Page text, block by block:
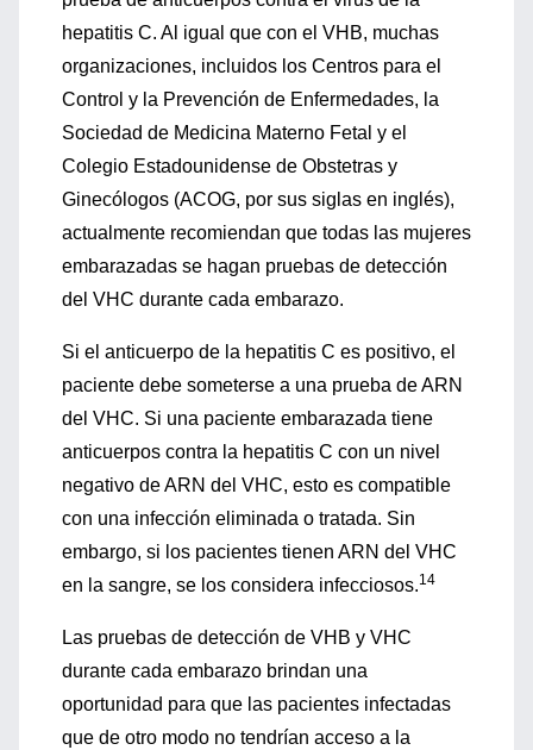
hepatitis C. Al igual que con el VHB, muchas
organizaciones, incluidos los Centros para el
Control y la Prevención de Enfermedades, la
Sociedad de Medicina Materno Fetal y el
Colegio Estadounidense de Obstetras y
Ginecólogos (ACOG, por sus siglas en inglés),
actualmente recomiendan que todas las mujeres
embarazadas se hagan pruebas de detección
del VHC durante cada embarazo.
Si el anticuerpo de la hepatitis C es positivo, el
paciente debe someterse a una prueba de ARN
del VHC. Si una paciente embarazada tiene
anticuerpos contra la hepatitis C con un nivel
negativo de ARN del VHC, esto es compatible
con una infección eliminada o tratada. Sin
embargo, si los pacientes tienen ARN del VHC
en la sangre, se los considera infecciosos.14
Las pruebas de detección de VHB y VHC
durante cada embarazo brindan una
oportunidad para que las pacientes infectadas
que de otro modo no tendrían acceso a la